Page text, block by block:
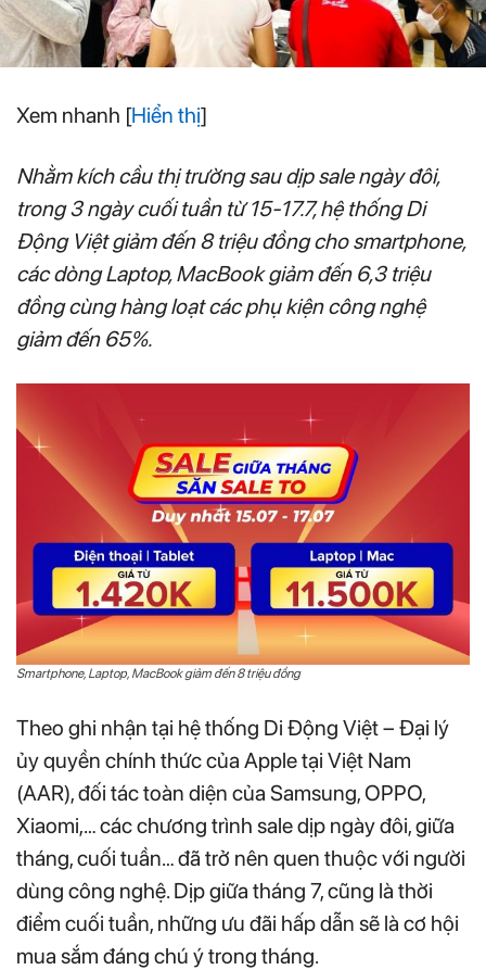
Xem nhanh [Hiển thị]
Nhằm kích cầu thị trường sau dịp sale ngày đôi,
trong 3 ngày cuối tuần từ 15-17.7, hệ thống Di
Động Việt giảm đến 8 triệu đồng cho smartphone,
các dòng Laptop, MacBook giảm đến 6,3 triệu
đồng cùng hàng loạt các phụ kiện công nghệ
giảm đến 65%.
Smartphone, Laptop, MacBook giảm đến 8 triệu đồng
Theo ghi nhận tại hệ thống Di Động Việt – Đại lý
ủy quyền chính thức của Apple tại Việt Nam
(AAR), đối tác toàn diện của Samsung, OPPO,
Xiaomi,… các chương trình sale dịp ngày đôi, giữa
tháng, cuối tuần… đã trở nên quen thuộc với người
dùng công nghệ. Dịp giữa tháng 7, cũng là thời
điểm cuối tuần, những ưu đãi hấp dẫn sẽ là cơ hội
mua sắm đáng chú ý trong tháng.